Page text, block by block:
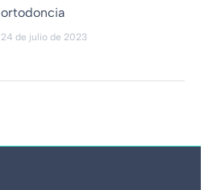
ortodoncia
24 de julio de 2023